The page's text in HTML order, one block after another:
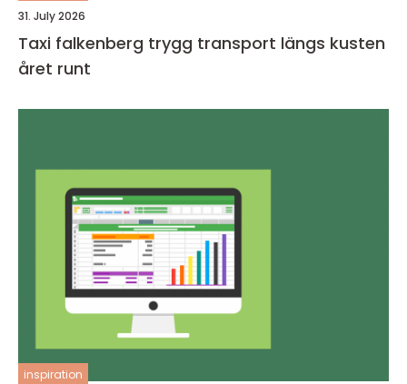
31. July 2026
Taxi falkenberg trygg transport längs kusten
året runt
inspiration